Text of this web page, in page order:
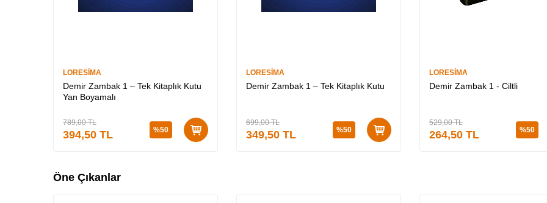
LORESİMA
Demir Zambak 1 – Tek Kitaplık Kutu
Yan Boyamalı
789,00TL
394,50 TL %50
LORESİMA
Demir Zambak 1 – Tek Kitaplık Kutu
699,00TL
349,50 TL %50
LORESİMA
Demir Zambak 1 - Ciltli
529,00TL
264,50 TL %50
Öne Çıkanlar